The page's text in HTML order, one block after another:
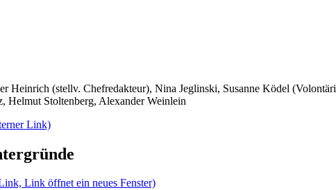
Heinrich (stellv. Chefredakteur), Nina Jeglinski, Susanne Ködel
Helmut Stoltenberg, Alexander Weinlein
Link)
Link öffnet ein neues Fenster)